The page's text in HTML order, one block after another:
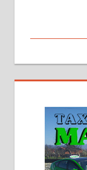
На
2х150м2,
адресе.